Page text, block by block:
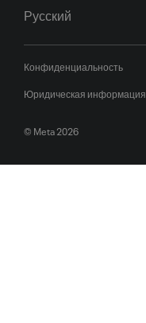
Конфиденциальность
Юридическая информация
Русский
© Meta 2026